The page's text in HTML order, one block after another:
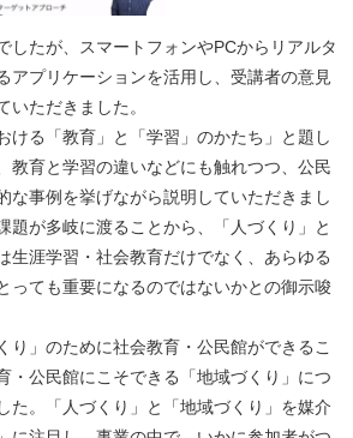
たが、スマートフォンやPCからリアルタ
アプリケーションを活用し、受講者の意見
いただきました。
る「教育」と「学習」のかたち」と題し
教育と学習の違いなどにも触れつつ、公民
な事例を挙げながら説明していただきまし
題が多岐に渡ることから、「人づくり」と
生涯学習・社会教育だけでなく、あらゆる
っても重要になるのではないかとの御示唆
」のために社会教育・公民館ができるこ
・公民館にこそできる「地域づくり」につ
た。「人づくり」と「地域づくり」を媒介